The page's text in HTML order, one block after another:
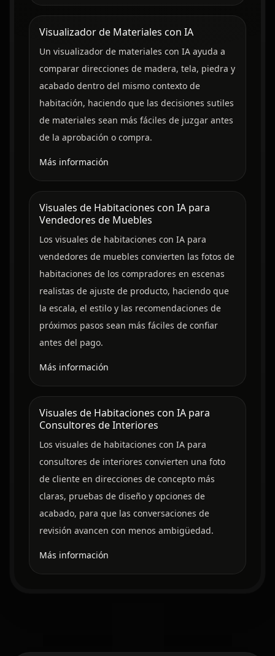
Visualizador de Materiales con IA
Un visualizador de materiales con IA ayuda a
comparar direcciones de madera, tela, piedra y
acabado dentro del mismo contexto de
habitación, haciendo que las decisiones sutiles
de materiales sean más fáciles de juzgar antes
de la aprobación o compra.
Más información
Visuales de Habitaciones con IA para
Vendedores de Muebles
Los visuales de habitaciones con IA para
vendedores de muebles convierten las fotos de
habitaciones de los compradores en escenas
realistas de ajuste de producto, haciendo que
la escala, el estilo y las recomendaciones de
próximos pasos sean más fáciles de confiar
antes del pago.
Más información
Visuales de Habitaciones con IA para
Consultores de Interiores
Los visuales de habitaciones con IA para
consultores de interiores convierten una foto
de cliente en direcciones de concepto más
claras, pruebas de diseño y opciones de
acabado, para que las conversaciones de
revisión avancen con menos ambigüedad.
Más información